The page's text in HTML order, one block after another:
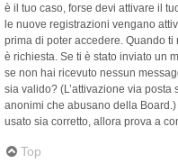
è il tuo caso, forse devi attivare il
le nuove registrazioni vengano
prima di poter accedere. Quando
è richiesta. Se ti è stato inviato un
se non hai ricevuto nessun
sia valido? (L’attivazione via
anonimi che abusano della
usato sia corretto, allora prova a
Top